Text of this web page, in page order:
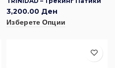
3,200.00 Ден
Изберете Опции